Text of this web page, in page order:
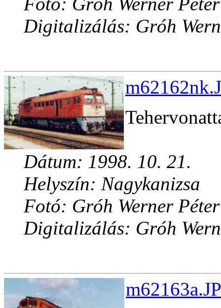
Digitalizálás: Gróh
Dátum: 1998. 10. 21.
Helyszín: Nagykanizsa
Fotó: Gróh Werner Péter
Digitalizálás: Gróh